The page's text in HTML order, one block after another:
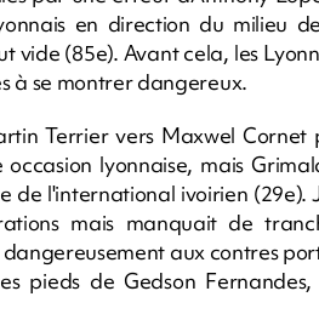
en direction du milieu
vide (85e). Avant cela, les
à se montrer dangereux.
Terrier vers Maxwel Cornet
lyonnaise, mais
l'international ivoirien (29e).
mais manquait de
aux contres
pieds de Gedson